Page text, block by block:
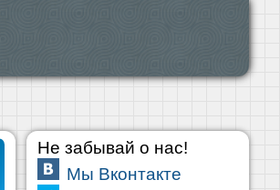
Не забывай о нас!
Мы Вконтакте